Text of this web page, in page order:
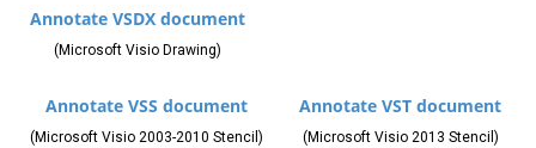
Annotate VSDX document
(Microsoft Visio Drawing)
Annotate VSS document
(Microsoft Visio 2003-2010 Stencil)
Annotate VST document
(Microsoft Visio 2013 Stencil)